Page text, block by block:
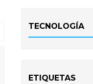
TECNOLOGÍA
ETIQUETAS